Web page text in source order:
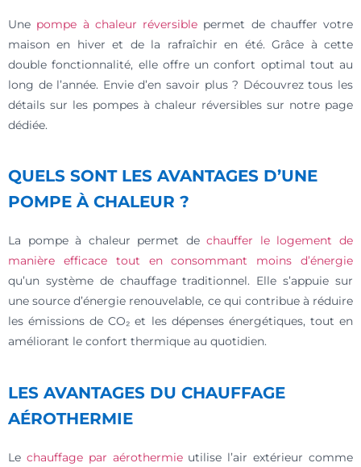
Une pompe à chaleur réversible permet de chauffer votre
maison en hiver et de la rafraîchir en été. Grâce à cette
double fonctionnalité, elle offre un confort optimal tout au
long de l’année. Envie d’en savoir plus ? Découvrez tous les
détails sur les pompes à chaleur réversibles sur notre page
dédiée.
QUELS SONT LES AVANTAGES D’UNE
POMPE À CHALEUR ?
La pompe à chaleur permet dechauffer le logement de
manière efficace tout en consommant moins d’énergie
qu’un système de chauffage traditionnel. Elle s’appuie sur
une source d’énergie renouvelable, ce qui contribue à réduire
les émissions de CO₂ et les dépenses énergétiques, tout en
améliorant le confort thermique au quotidien.
LES AVANTAGES DU CHAUFFAGE
AÉROTHERMIE
Le chauffage par aérothermieutilise l’air extérieur comme